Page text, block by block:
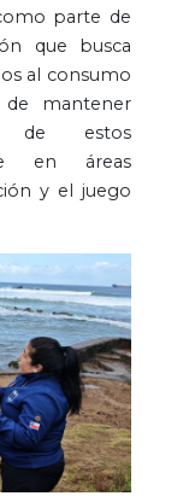
parte de
que busca
al consumo
mantener
de estos
en áreas
y el juego